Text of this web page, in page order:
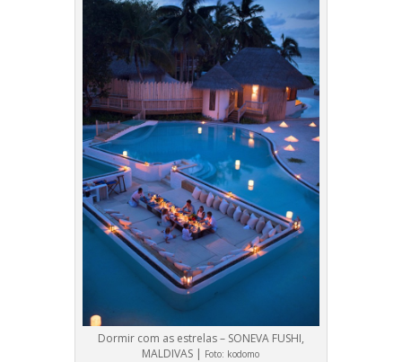
Dormir com as estrelas – SONEVA FUSHI,
MALDIVAS | Foto: kodomo